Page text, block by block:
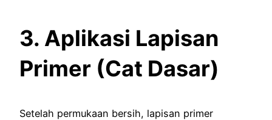
3. Aplikasi Lapisan
Primer (Cat Dasar)
Setelah permukaan bersih, lapisan primer